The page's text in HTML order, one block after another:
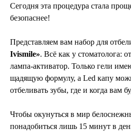
Сегодня эта процедура стала
безопаснее!
Представляем вам набор для
Ivismile». Всё как у стоматолога:
лампа-активатор. Только гели
щадящую формулу, а Led капу
отбеливать зубы, где и когда вам
Чтобы окунуться в мир
понадобиться лишь 15 минут в